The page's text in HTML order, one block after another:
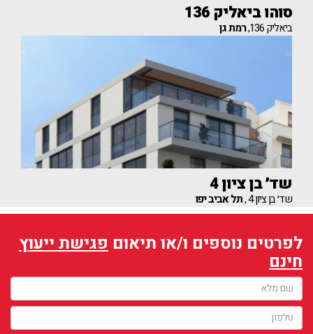
סוהו ביאליק 136
ביאליק 136, רמת גן
שד׳ בן ציון 4
שד׳ בן ציון 4 , תל אביב יפו
לפרטים נוספים ו/או תיאום פגישת ייעוץ
חינם